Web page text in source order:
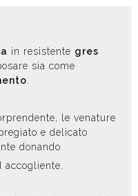
in resistente gres
sia come
le venature
e delicato
donando